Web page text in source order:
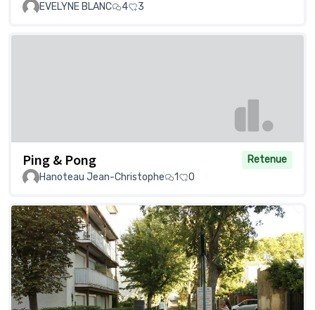
EVELYNE BLANC 4 3
Ping & Pong
Retenue
Hanoteau Jean-Christophe
1 0